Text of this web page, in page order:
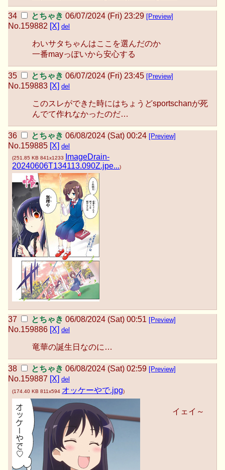
とちゃき 06/07/2024 (Fri) 23:29 [Preview]
No.159882 [X] del
わいサタちゃんはここを選んだのか
一番mayっぽいから安心する
とちゃき 06/07/2024 (Fri) 23:45 [Preview]
No.159883 [X] del
このスレができた時にはちょうどsportschanが死
んでて作れなかったのだ…
とちゃき 06/08/2024 (Sat) 00:24 [Preview]
No.159885 [X] del
(251.85 KB 841x1233
ImageDrain-
20240606T134113.090Z.jpe...)
とちゃき 06/08/2024 (Sat) 00:51 [Preview]
No.159886 [X] del
竜華の誕生日なのに…
とちゃき 06/08/2024 (Sat) 02:59 [Preview]
No.159887 [X] del
(174.40 KB 811x594 オッケーやで.jpg)
イェイ～